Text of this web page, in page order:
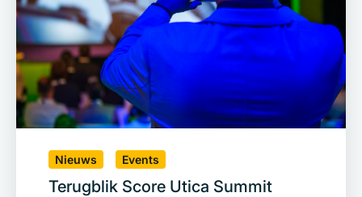
Nieuws Events
Terugblik Score Utica Summit